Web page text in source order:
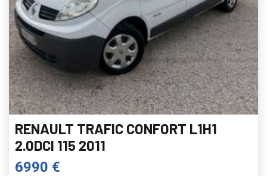
RENAULT TRAFIC CONFORT L1H1
2.0DCI 115 2011
6990 €